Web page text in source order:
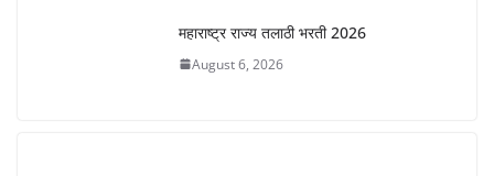
महाराष्ट्र राज्य तलाठी भरती 2026
August 6, 2026